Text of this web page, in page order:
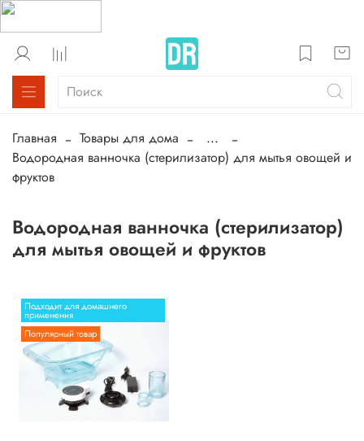
Главная Товары для дома
...
Водородная ванночка (стерилизатор) для мытья овощей и
фруктов
Водородная ванночка (стерилизатор)
для мытья овощей и фруктов
Подходит для домашнего
применения
Популярный товар